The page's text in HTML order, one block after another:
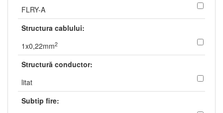
FLRY-A
Structura cablului:
1x0,22mm2
Structură conductor:
litat
Subtip fire: